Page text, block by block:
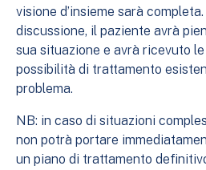
visione d’insieme sarà
discussione, il paziente avrà
sua situazione e avrà ricevuto
possibilità di trattamento
problema.
NB: in caso di situazioni
non potrà portare
un piano di trattamento